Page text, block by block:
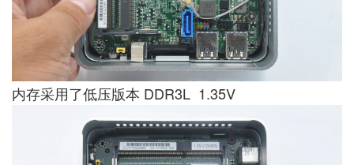
内存采用了低压版本 DDR3L 1.35V